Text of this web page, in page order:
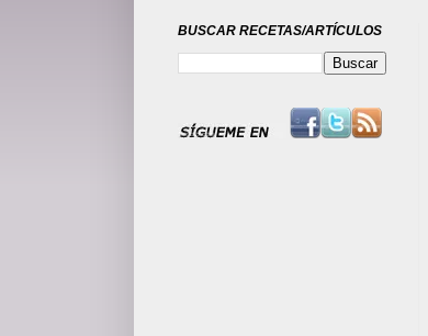
BUSCAR RECETAS/ARTÍCULOS